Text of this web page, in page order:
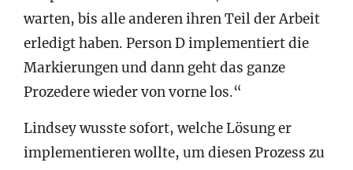
warten, bis alle anderen ihren Teil der Arbeit
erledigt haben. Person D implementiert die
Markierungen und dann geht das ganze
Prozedere wieder von vorne los.“
Lindsey wusste sofort, welche Lösung er
implementieren wollte, um diesen Prozess zu